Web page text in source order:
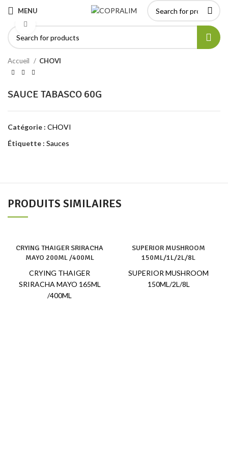
MENU
Click to enlarge
Accueil CHOVI
SAUCE TABASCO 60G
Catégorie : CHOVI
Étiquette : Sauces
PRODUITS SIMILAIRES
CRYING THAIGER SRIRACHA
MAYO 200ML /400ML
CRYING THAIGER
SRIRACHA MAYO 165ML
/400ML
SUPERIOR MUSHROOM
150ML/1L/2L/8L
SUPERIOR MUSHROOM
150ML/2L/8L